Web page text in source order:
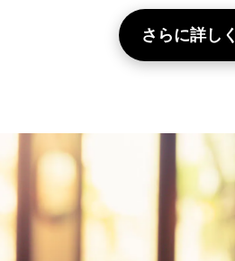
さらに詳しく